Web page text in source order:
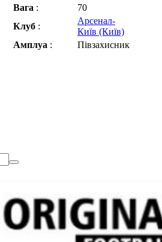
Вага :
70
Клуб :
Арсенал-
Київ (Київ)
Амплуа : Півзахисник